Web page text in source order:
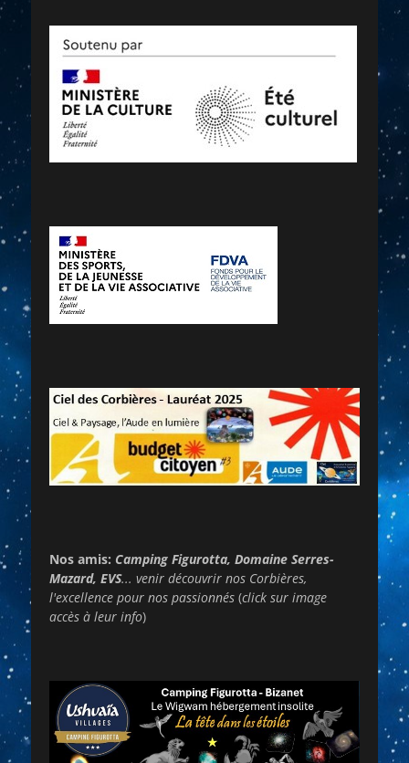
Nos amis: Camping Figurotta, Domaine Serres-
Mazard, EVS... venir découvrir nos Corbières,
l'excellence pour nos passionnés (click sur image
accès à leur info)